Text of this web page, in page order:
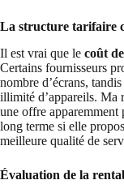
La structure tarifaire
Il est vrai que le coût
Certains fournisseurs
nombre d’écrans,
illimité d’appareils. Ma
une offre apparemment
long terme si elle
meilleure qualité de
Évaluation de la